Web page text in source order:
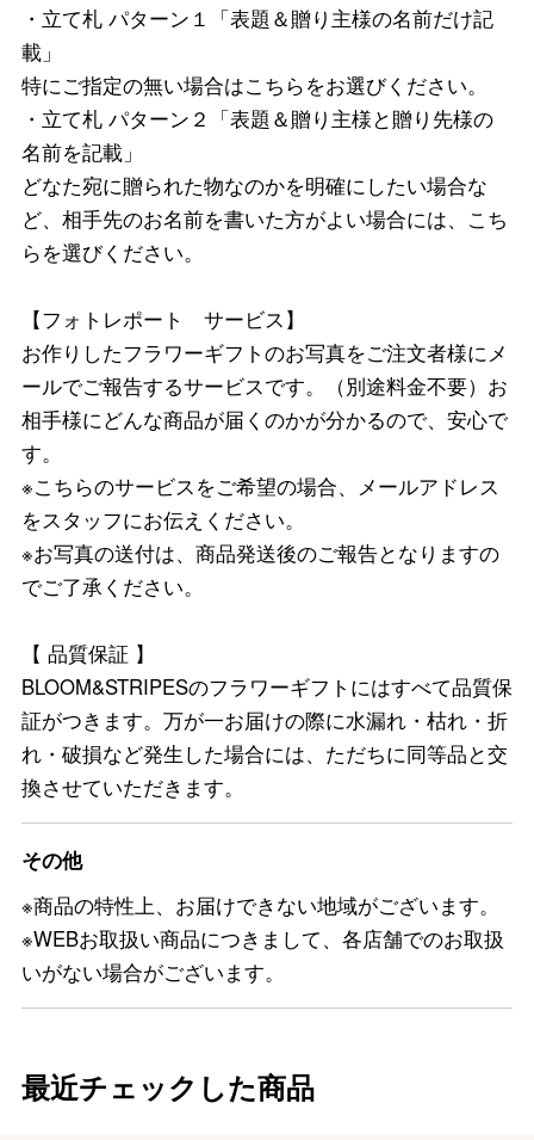
・立て札 パターン１「表題＆贈り主様の名前だけ記
載」
特にご指定の無い場合はこちらをお選びください。
・立て札 パターン２「表題＆贈り主様と贈り先様の
名前を記載」
どなた宛に贈られた物なのかを明確にしたい場合な
ど、相手先のお名前を書いた方がよい場合には、こち
らを選びください。
【フォトレポート サービス】
お作りしたフラワーギフトのお写真をご注文者様にメ
ールでご報告するサービスです。（別途料金不要）お
相手様にどんな商品が届くのかが分かるので、安心で
す。
※こちらのサービスをご希望の場合、メールアドレス
をスタッフにお伝えください。
※お写真の送付は、商品発送後のご報告となりますの
でご了承ください。
【 品質保証 】
BLOOM&STRIPESのフラワーギフトにはすべて品質保
証がつきます。万が一お届けの際に水漏れ・枯れ・折
れ・破損など発生した場合には、ただちに同等品と交
換させていただきます。
その他
※商品の特性上、お届けできない地域がございます。
※WEBお取扱い商品につきまして、各店舗でのお取扱
いがない場合がございます。
最近チェックした商品